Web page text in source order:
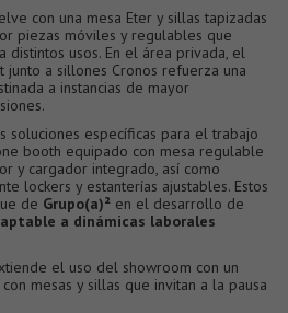
con una mesa Eter y sillas tapizadas
piezas móviles y regulables que
distintos usos. En el área privada, el
junto a sillones Cronos refuerza una
a instancias de mayor
soluciones específicas para el trabajo
booth equipado con mesa regulable
y cargador integrado, así como
lockers y estanterías ajustables. Estos
de Grupo(a)² en el desarrollo de
a dinámicas laborales
el uso del showroom con un
mesas y sillas que invitan a la pausa